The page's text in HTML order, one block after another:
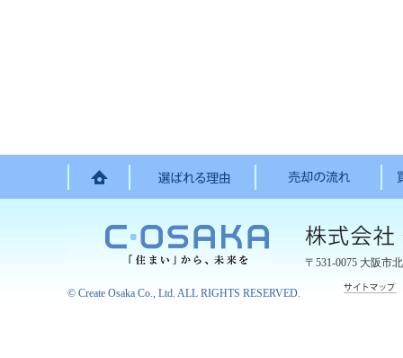
〒531-0075 大阪市
© Create Osaka Co., Ltd. ALL RIGHTS RESERVED.